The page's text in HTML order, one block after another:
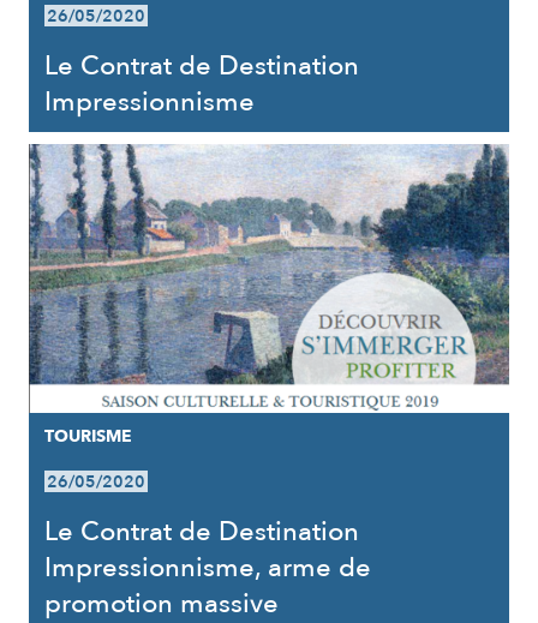
26/05/2020
Le Contrat de Destination
Impressionnisme
TOURISME
26/05/2020
Le Contrat de Destination
Impressionnisme, arme de
promotion massive